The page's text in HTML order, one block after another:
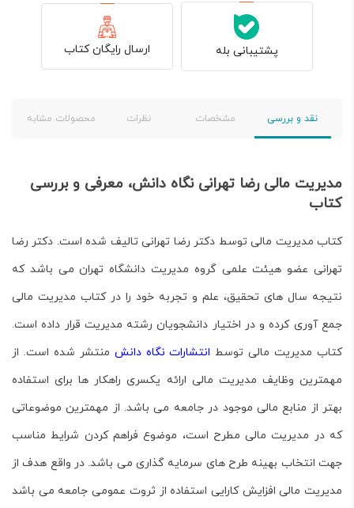
پشتیبانی بله ارسال رایگان کتاب
نقد و بررسی مشخصات نظرات محصولات مشابه
مدیریت مالی رضا تهرانی نگاه دانش، معرفی و بررسی
کتاب
کتاب مدیریت مالیتوسط دکتر رضا تهرانی تالیف شده است. دکتر رضا
تهرانی عضو هیئت علمی گروه مدیریت دانشگاه تهران می باشد که
نتیجه سال های تحقیق، علم و تجربه خود را در کتاب مدیریت مالی
جمع آوری کرده و در اختیار دانشجویان رشته مدیریت قرار داده است.
کتاب مدیریت مالیتوسط انتشارات نگاه دانش منتشر شده است. از
مهمترین وظایف مدیریت مالی ارائه یکسری راهکار ها برای استفاده
بهتر از منابع مالی موجود در جامعه می باشد. از مهمترین موضوعاتی
که در مدیریت مالیمطرح است، موضوع فراهم کردن شرایط مناسب
جهت انتخاب بهینه طرح های سرمایه گذاری می باشد. در واقع هدف از
مدیریت مالی افزایش کارایی استفاده از ثروت عمومی جامعه می باشد